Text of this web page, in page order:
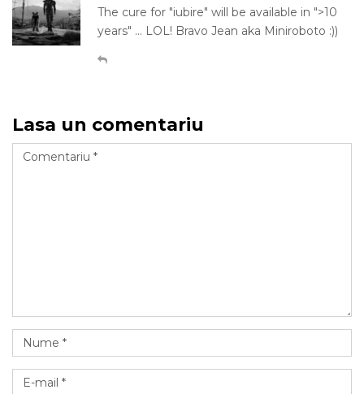
The cure for "iubire" will be available in ">10
years" ... LOL! Bravo Jean aka Miniroboto :))
Lasa un comentariu